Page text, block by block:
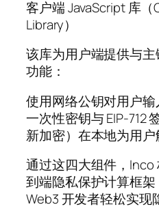
客户端 JavaScript 库
Library）
该库为用户端提供与
功能：
使用网络公钥对用户
一次性密钥与 EIP-712
新加密）在本地为用
通过这四大组件，
到端隐私保护计算框架
Web3 开发者轻松实现